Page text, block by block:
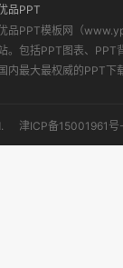
品PPT
品PPT模板网（
。包括PPT图表、PPT
国内最大最权威的PPT下
津ICP备15001961号